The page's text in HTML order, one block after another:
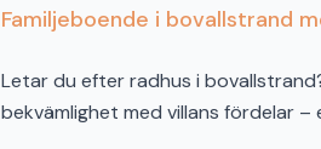
Familjeboende i bovallstrand
Letar du efter radhus i
bekvämlighet med villans fördelar